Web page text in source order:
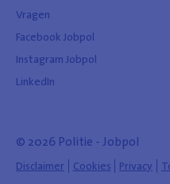
Vragen
Facebook Jobpol
Instagram Jobpol
LinkedIn
© 2026 Politie - Jobpol
Disclaimer Cookies Privacy